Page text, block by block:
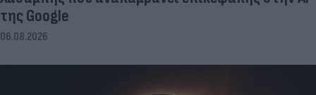
της Google
06.08.2026